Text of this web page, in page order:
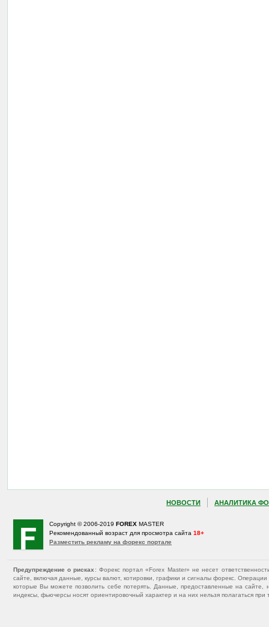
НОВОСТИ АНАЛИТИКА
Copyright © 2006-2019 FOREX MASTER
Рекомендованный возраст для просмотра сайта 18+
Разместить рекламу на форекс портале
Предупреждение о рисках : Форекс портал «Forex Master» не несет
сайте, включая данные, курсы валют, котировки, графики и сигналы форекс.
которые Вы можете позволить себе потерять. Данные, предоставленные на
индексы, фьючерсы носят ориентировочный характер и на них нельзя полагаться при